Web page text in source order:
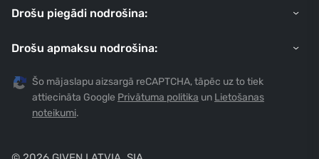
Drošu piegādi nodrošina:
Drošu apmaksu nodrošina:
Šo mājaslapu aizsargā reCAPTCHA, tāpēc uz to tiek
attiecināta Google Privātuma politika un Lietošanas
noteikumi.